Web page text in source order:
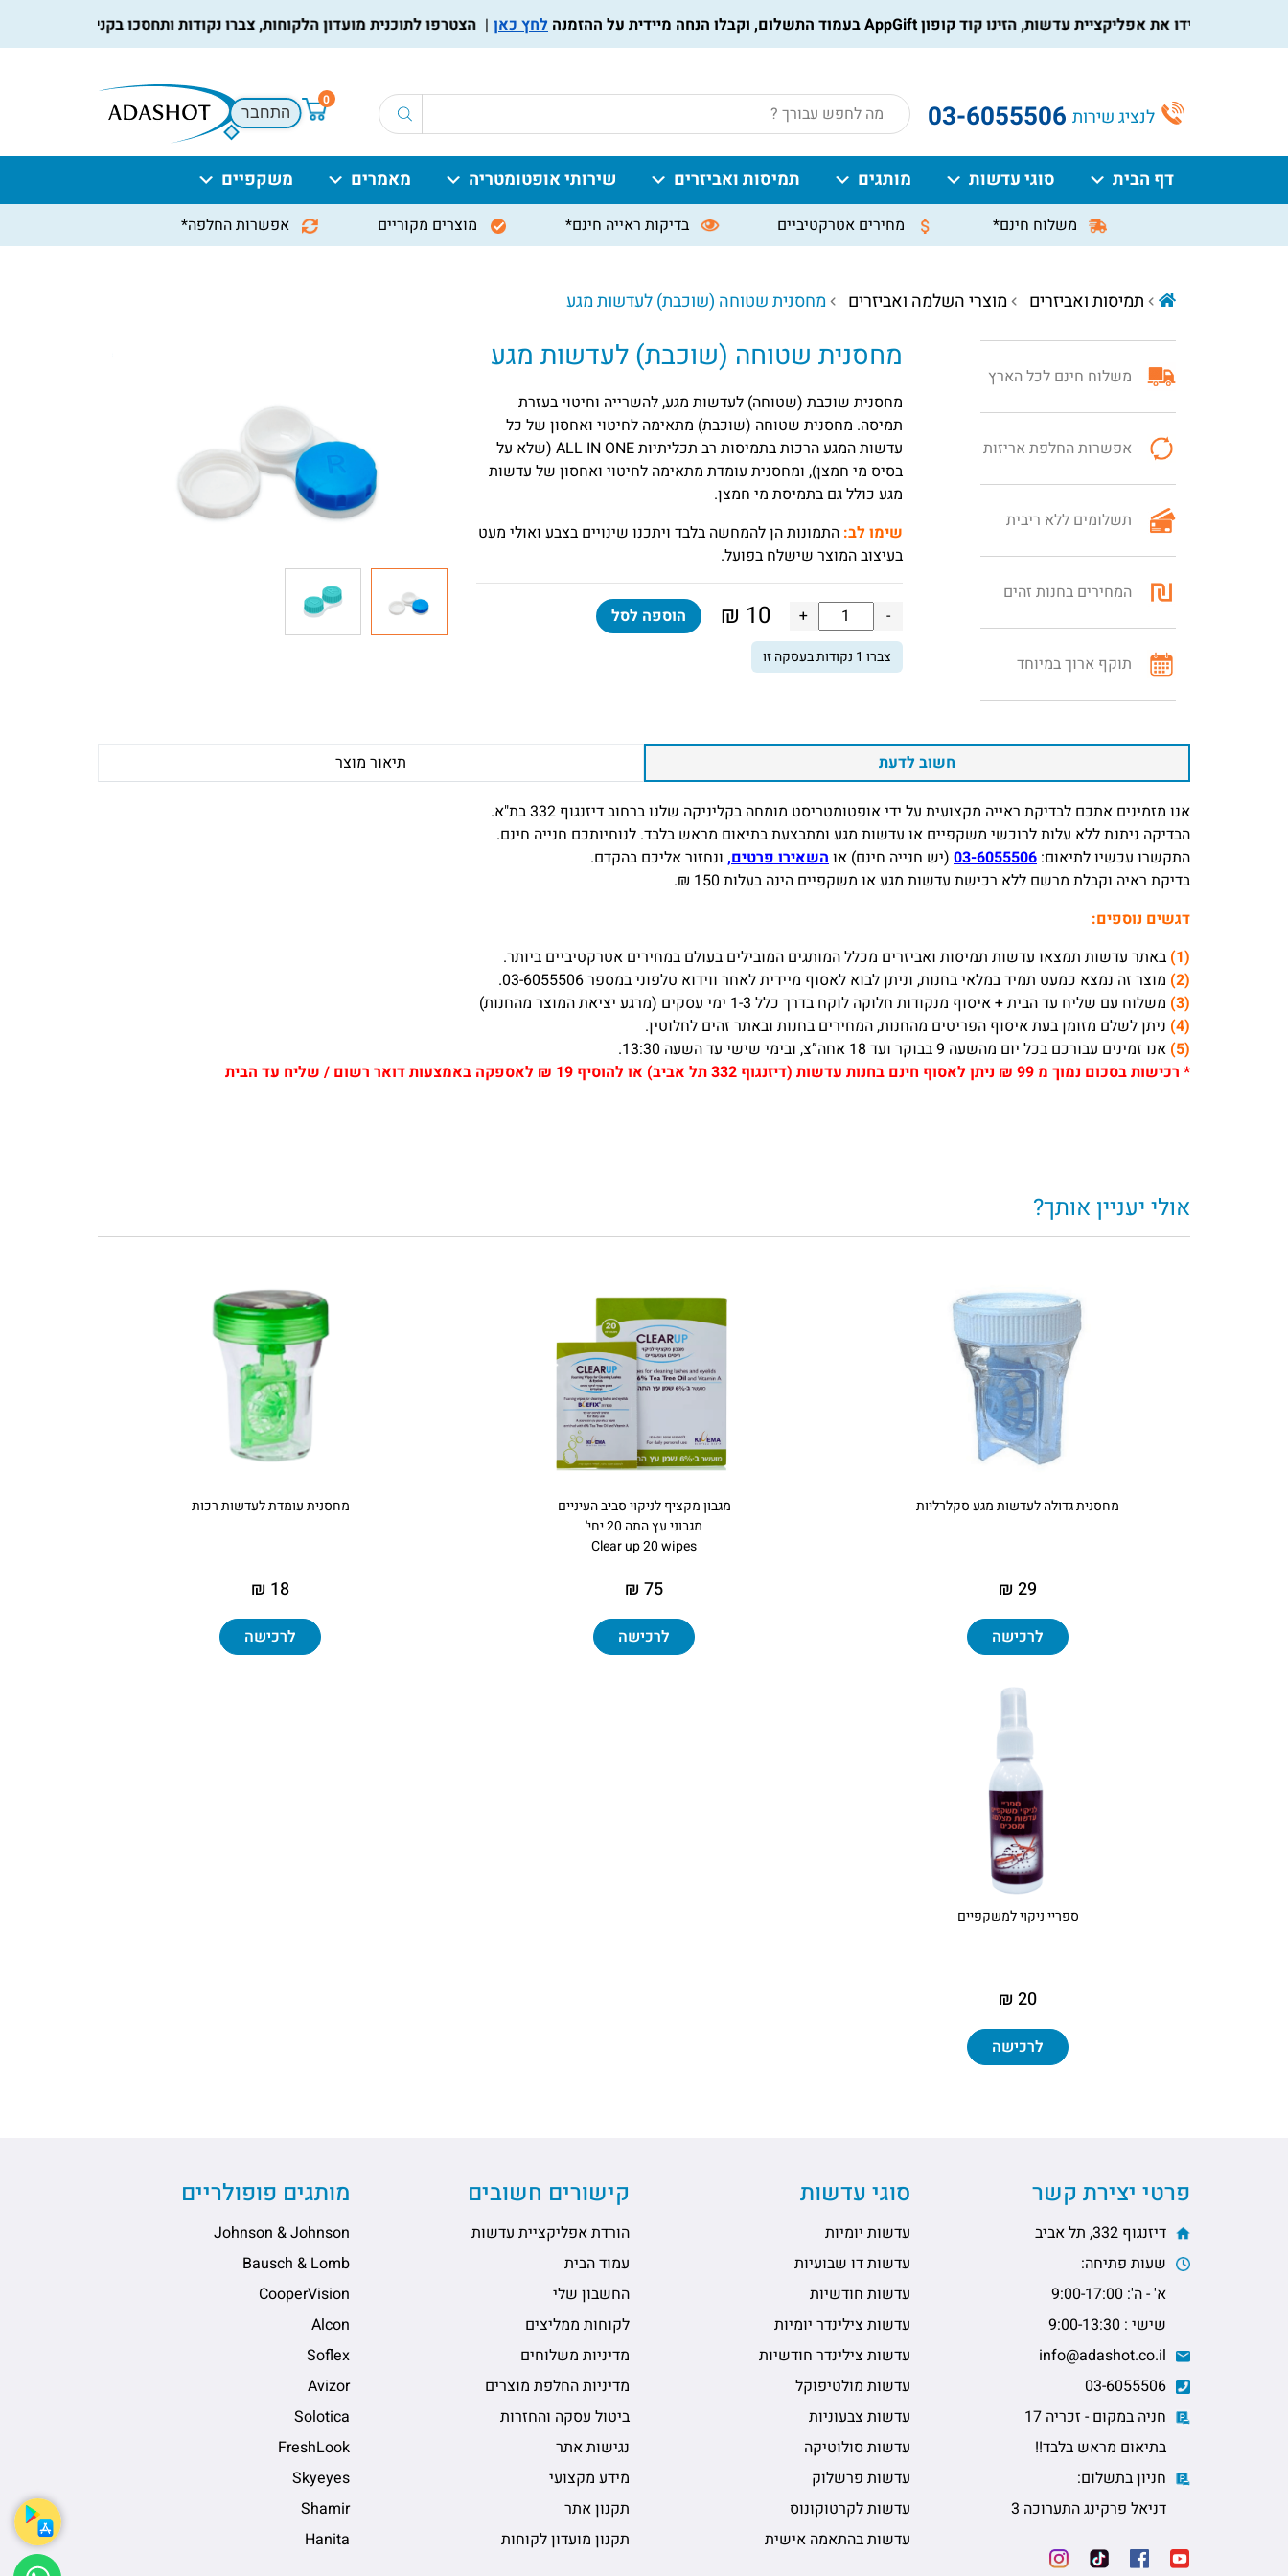
הורידו את אפליקציית עדשות, הזינו קוד קופון AppGift בעמוד התשלום, וקבלו הנחה מיידית על ההזמנה לחץ כאן הצטרפו לתוכנית מועדון הלקוחות, צברו נקודות ותחסכו בקניות הבאות, למידע
לנציג שירות 03-6055506
Products
search
0
התחבר
דף הבית סוגי עדשות מותגים תמיסות ואביזרים שירותי אופטומטריה מאמרים משקפיים
משלוח חינם* מחירים אטרקטיביים בדיקות ראייה חינם* מוצרים מקוריים אפשרות החלפה*
תמיסות ואביזרים מוצרי השלמה ואביזרים מחסנית שטוחה (שוכבת) לעדשות מגע
משלוח חינם לכל הארץ
אפשרות החלפת אריזות
תשלומים ללא ריבית
המחירים בחנות זהים
תוקף ארוך במיוחד
מחסנית שטוחה (שוכבת) לעדשות מגע
מחסנית שוכבת (שטוחה) לעדשות מגע, להשרייה וחיטוי בעזרת
תמיסה. מחסנית שטוחה (שוכבת) מתאימה לחיטוי ואחסון של כל
עדשות המגע הרכות בתמיסות רב תכליתיות ALL IN ONE (שלא על
בסיס מי חמצן), ומחסנית עומדת מתאימה לחיטוי ואחסון של עדשות
מגע כולל גם בתמיסת מי חמצן.
שימו לב: התמונות הן להמחשה בלבד ויתכנו שינויים בצבע ואולי מעט
בעיצוב המוצר שישלח בפועל.
-
כמות
של
מחסנית
מגע
+
10
₪ הוספה לסל
צברו 1 נקודות בעסקה זו
חשוב לדעת תיאור מוצר
אנו מזמינים אתכם לבדיקת ראייה מקצועית על ידי אופטומטריסט מומחה בקליניקה שלנו ברחוב דיזנגוף 332 בת"א.
הבדיקה ניתנת ללא עלות לרוכשי משקפיים או עדשות מגע ומתבצעת בתיאום מראש בלבד. לנוחיותכם חנייה חינם.
התקשרו עכשיו לתיאום: 03-6055506 (יש חנייה חינם) אוהשאירו פרטים, ונחזור אליכם בהקדם.
בדיקת ראיה וקבלת מרשם ללא רכישת עדשות מגע או משקפיים הינה בעלות 150 ₪.
דגשים נוספים:
(1)
באתר עדשות תמצאו עדשות תמיסות ואביזרים מכלל המותגים המובילים בעולם במחירים אטרקטיביים ביותר.
(2)
מוצר זה נמצא כמעט תמיד במלאי בחנות, וניתן לבוא לאסוף מיידית לאחר ווידוא טלפוני במספר 03-6055506.
(3)
משלוח עם שליח עד הבית + איסוף מנקודות חלוקה לוקח בדרך כלל 1-3 ימי עסקים (מרגע יציאת המוצר מהחנות)
(4)
ניתן לשלם מזומן בעת איסוף הפריטים מהחנות, המחירים בחנות ובאתר זהים לחלוטין.
(5)
אנו זמינים עבורכם בכל יום מהשעה 9 בבוקר ועד 18 אחה”צ, ובימי שישי עד השעה 13:30.
* רכישות בסכום נמוך מ 99 ₪ ניתן לאסוף חינם בחנות עדשות (דיזנגוף 332 תל אביב) או להוסיף 19 ₪ לאספקה באמצעות דואר רשום / שליח עד הבית
אולי יעניין אותך?
מחסנית גדולה לעדשות מגע סקלרליות
29 ₪
לרכישה
מגבון מקציף לניקוי סביב העיניים
מגבוני עץ התה 20 יחי'
Clear up 20 wipes
75 ₪
לרכישה
מחסנית עומדת לעדשות רכות
18 ₪
לרכישה
ספריי ניקוי למשקפיים
20 ₪
לרכישה
פרטי יצירת קשר
דיזנגוף 332, תל אביב
שעות פתיחה:
א' - ה': 9:00-17:00
שישי : 9:00-13:30
חניה במקום - זכריה 17
בתיאום מראש בלבד!!
חניון בתשלום:
דניאל פרקינג התערוכה 3
סוגי עדשות
עדשות יומיות
עדשות דו שבועיות
עדשות חודשיות
עדשות צילינדר יומיות
עדשות צילינדר חודשיות
עדשות מולטיפוקל
עדשות צבעוניות
עדשות סולוטיקה
עדשות פרשלוק
עדשות לקרטוקונוס
עדשות בהתאמה אישית
קישורים חשובים
הורדת אפליקציית עדשות
עמוד הבית
החשבון שלי
לקוחות ממליצים
מדיניות משלוחים
מדיניות החלפת מוצרים
ביטול עסקה והחזרות
נגישות אתר
מידע מקצועי
תקנון אתר
תקנון מועדון לקוחות
מותגים פופולריים
Johnson & Johnson
Bausch & Lomb
CooperVision
Alcon
Soflex
Avizor
Solotica
FreshLook
Skyeyes
Shamir
Hanita